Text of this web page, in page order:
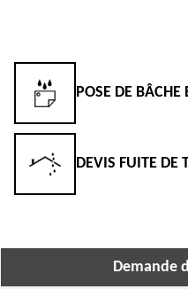
POSE DE
DEVIS FUITE DE
Demande